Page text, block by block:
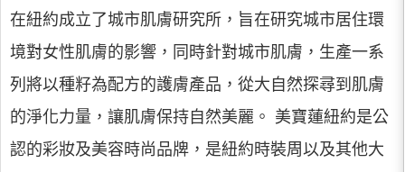
在紐約成立了城市肌膚研究所，旨在研究城市居住環
境對女性肌膚的影響，同時針對城市肌膚，生產一系
列將以種籽為配方的護膚產品，從大自然探尋到肌膚
的淨化力量，讓肌膚保持自然美麗。 美寶蓮紐約是公
認的彩妝及美容時尚品牌，是紐約時裝周以及其他大